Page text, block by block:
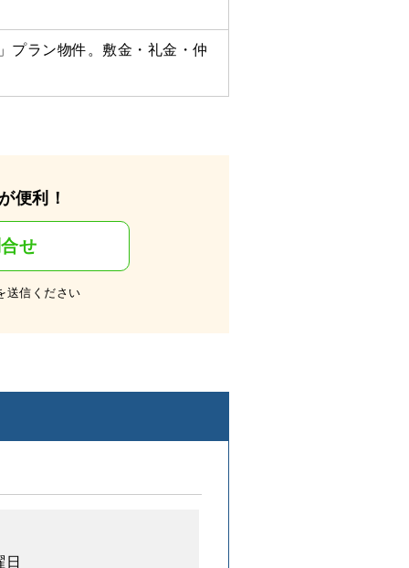
プラン物件。敷金・礼金・仲
便利！
せ
送信ください